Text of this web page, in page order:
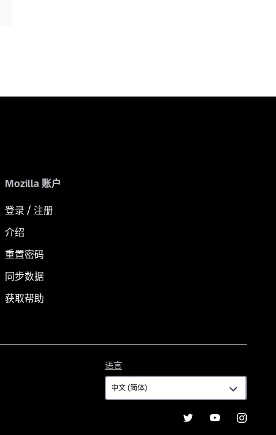
Mozilla 账户
登录 / 注册
介绍
重置密码
同步数据
获取帮助
语言
言